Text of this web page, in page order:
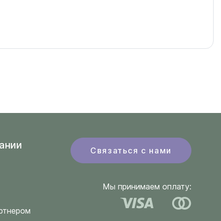
Связаться с нами
Мы принимаем оплату: